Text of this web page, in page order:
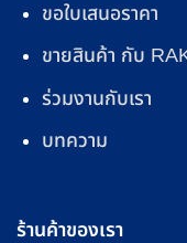
ขอใบเสนอราคา
ขายสินค้า กับ
ร่วมงานกับเรา
บทความ
ร้านค้าของเรา